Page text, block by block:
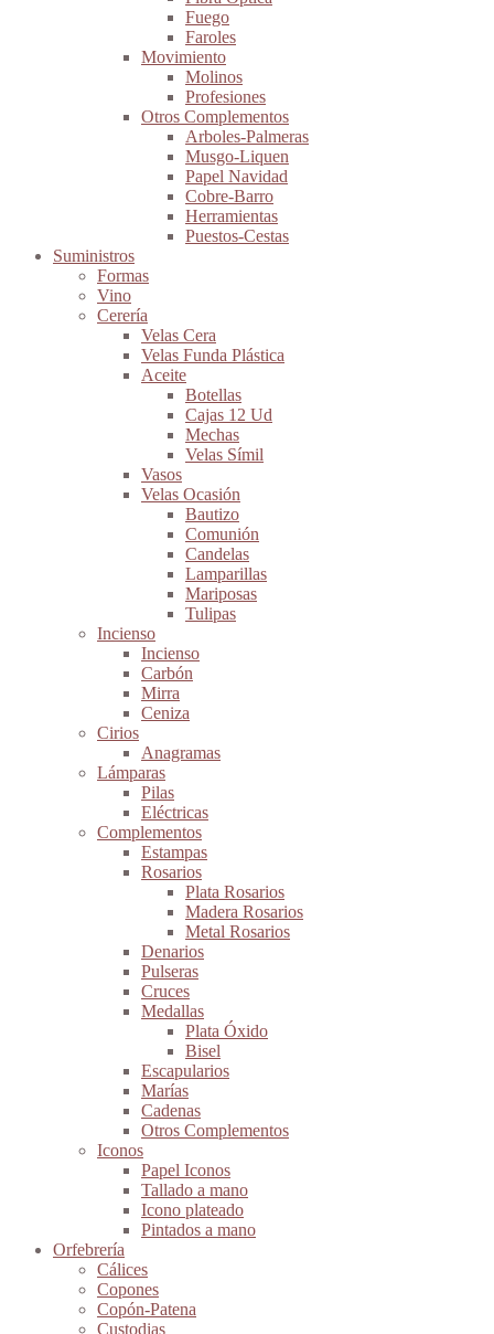
Fuego
Faroles
Movimiento
Molinos
Profesiones
Otros Complementos
Arboles-Palmeras
Musgo-Liquen
Papel Navidad
Cobre-Barro
Herramientas
Puestos-Cestas
Suministros
Formas
Vino
Cerería
Velas Cera
Velas Funda Plástica
Aceite
Botellas
Cajas 12 Ud
Mechas
Velas Símil
Vasos
Velas Ocasión
Bautizo
Comunión
Candelas
Lamparillas
Mariposas
Tulipas
Incienso
Incienso
Carbón
Mirra
Ceniza
Cirios
Anagramas
Lámparas
Pilas
Eléctricas
Complementos
Estampas
Rosarios
Plata Rosarios
Madera Rosarios
Metal Rosarios
Denarios
Pulseras
Cruces
Medallas
Plata Óxido
Bisel
Escapularios
Marías
Cadenas
Otros Complementos
Iconos
Papel Iconos
Tallado a mano
Icono plateado
Pintados a mano
Orfebrería
Cálices
Copones
Copón-Patena
Custodias